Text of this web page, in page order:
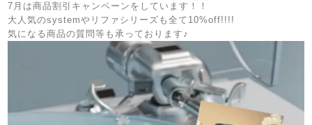
7月は商品割引キャンペーンをしています！！
大人気のsystemやリファシリーズも全て10%off!!!!
気になる商品の質問等も承っております♪